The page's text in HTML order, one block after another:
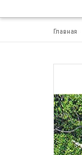
Главная